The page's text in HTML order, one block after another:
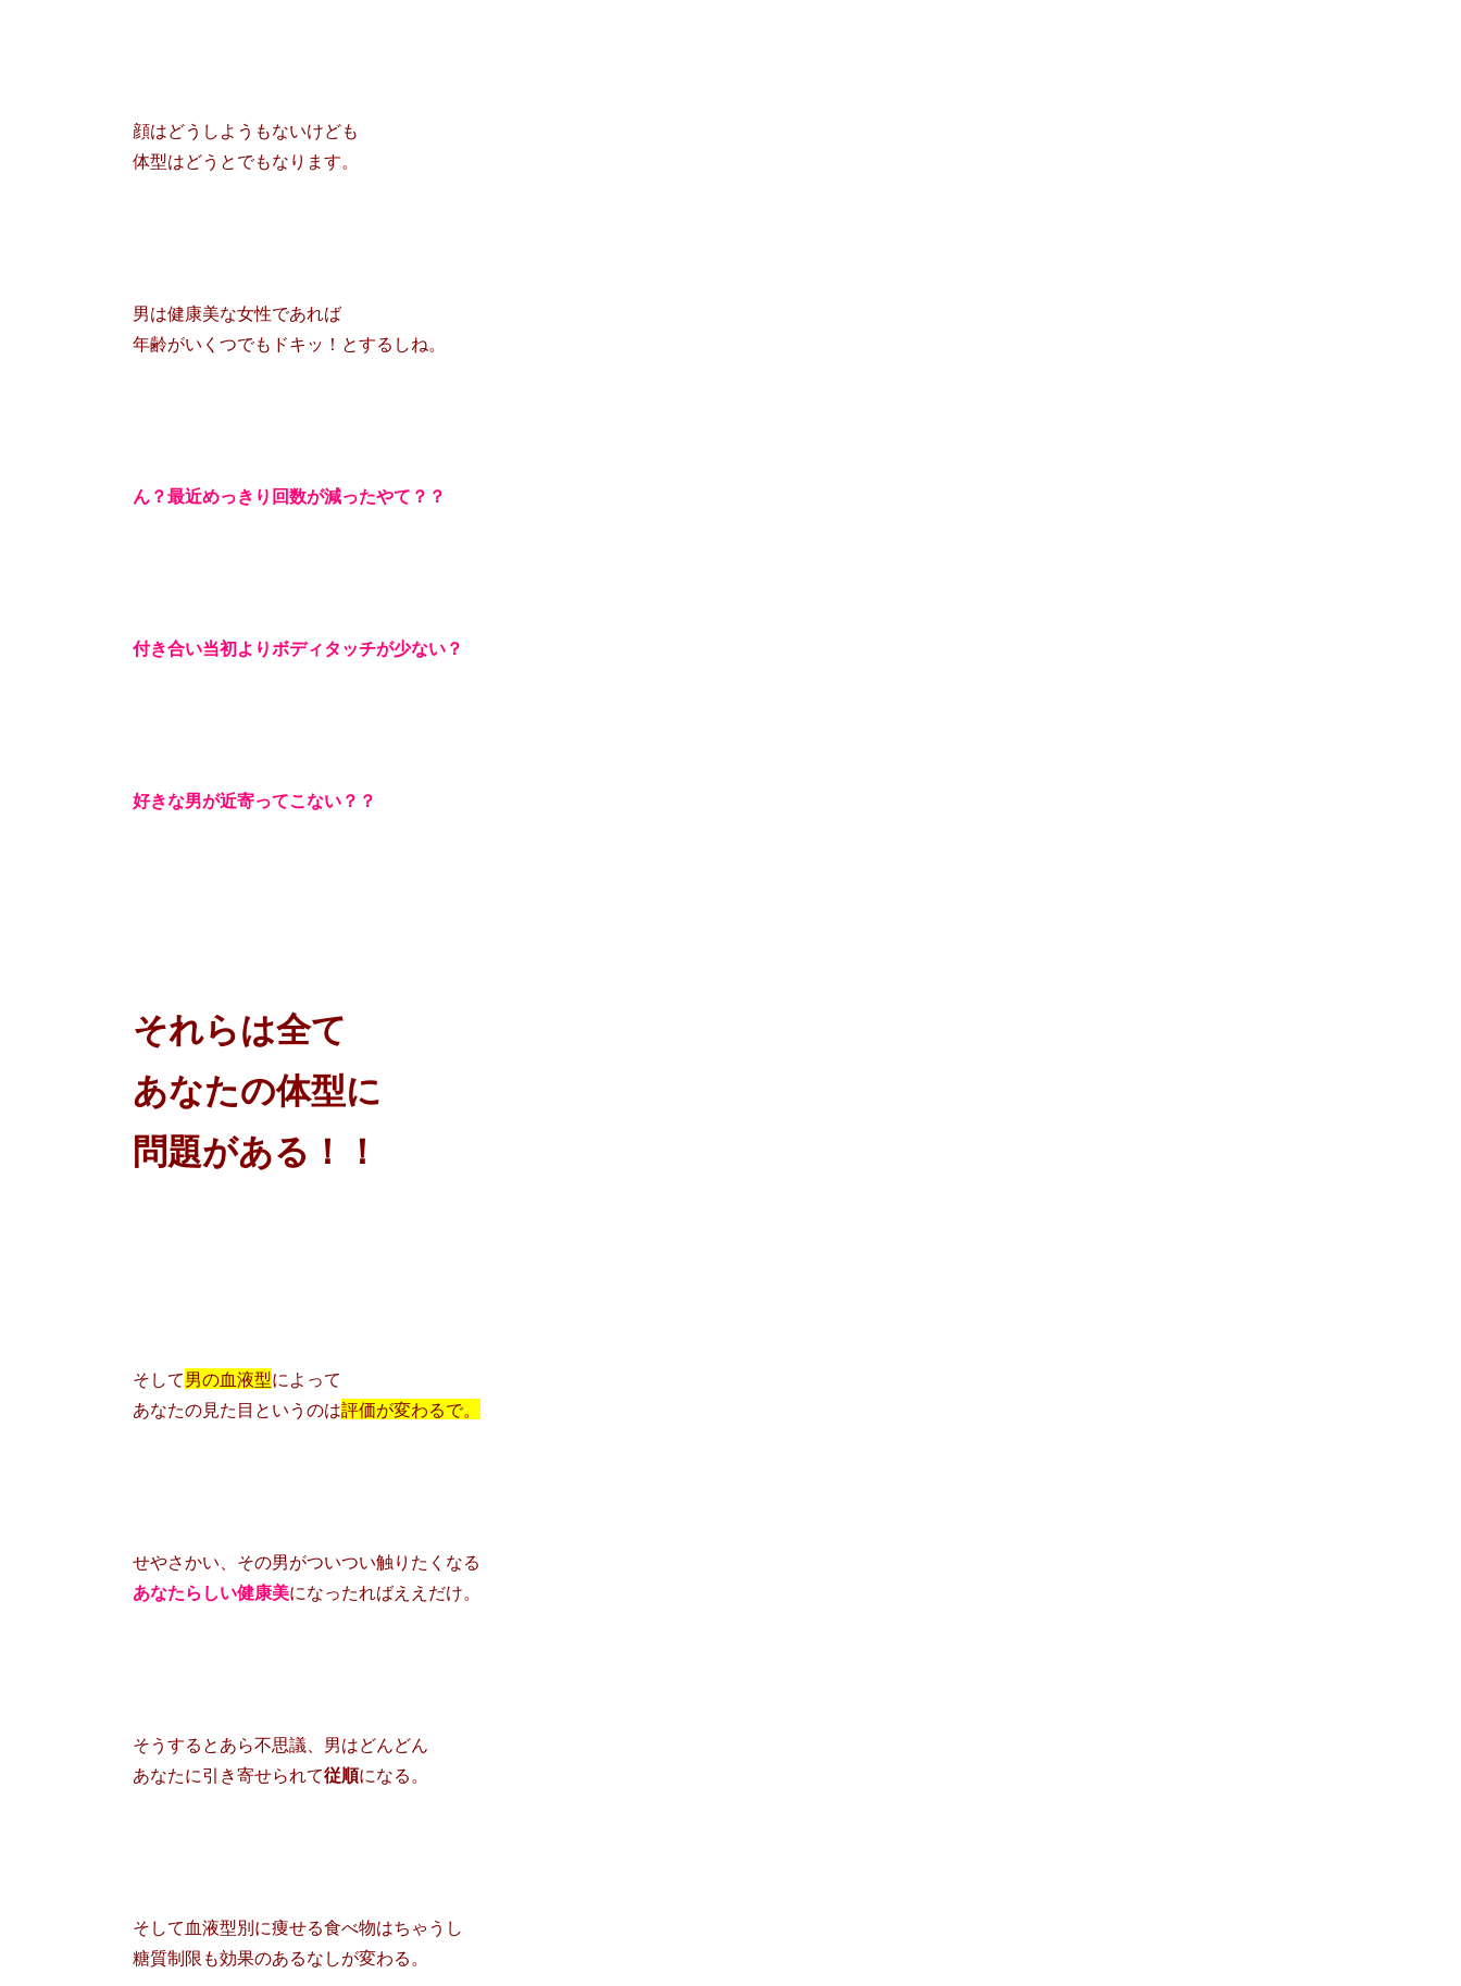
顔はどうしようもないけども
体型はどうとでもなります。
男は健康美な女性であれば
年齢がいくつでもドキッ！とするしね。
ん？最近めっきり回数が減ったやて？？
付き合い当初よりボディタッチが少ない？
好きな男が近寄ってこない？？
それらは全て
あなたの体型に
問題がある！！
そして男の血液型によって
あなたの見た目というのは評価が変わるで。
せやさかい、その男がついつい触りたくなる
あなたらしい健康美になったればええだけ。
そうするとあら不思議、男はどんどん
あなたに引き寄せられて従順になる。
そして血液型別に痩せる食べ物はちゃうし
糖質制限も効果のあるなしが変わる。